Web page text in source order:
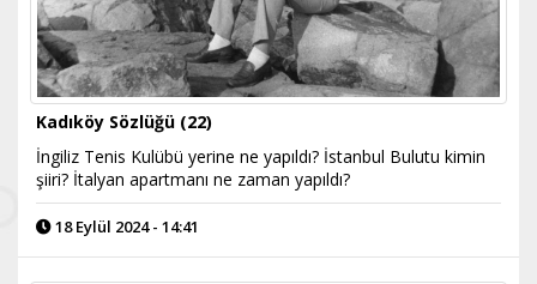
Kadıköy Sözlüğü (22)
İngiliz Tenis Kulübü yerine ne yapıldı? İstanbul Bulutu kimin
şiiri? İtalyan apartmanı ne zaman yapıldı?
18 Eylül 2024 - 14:41